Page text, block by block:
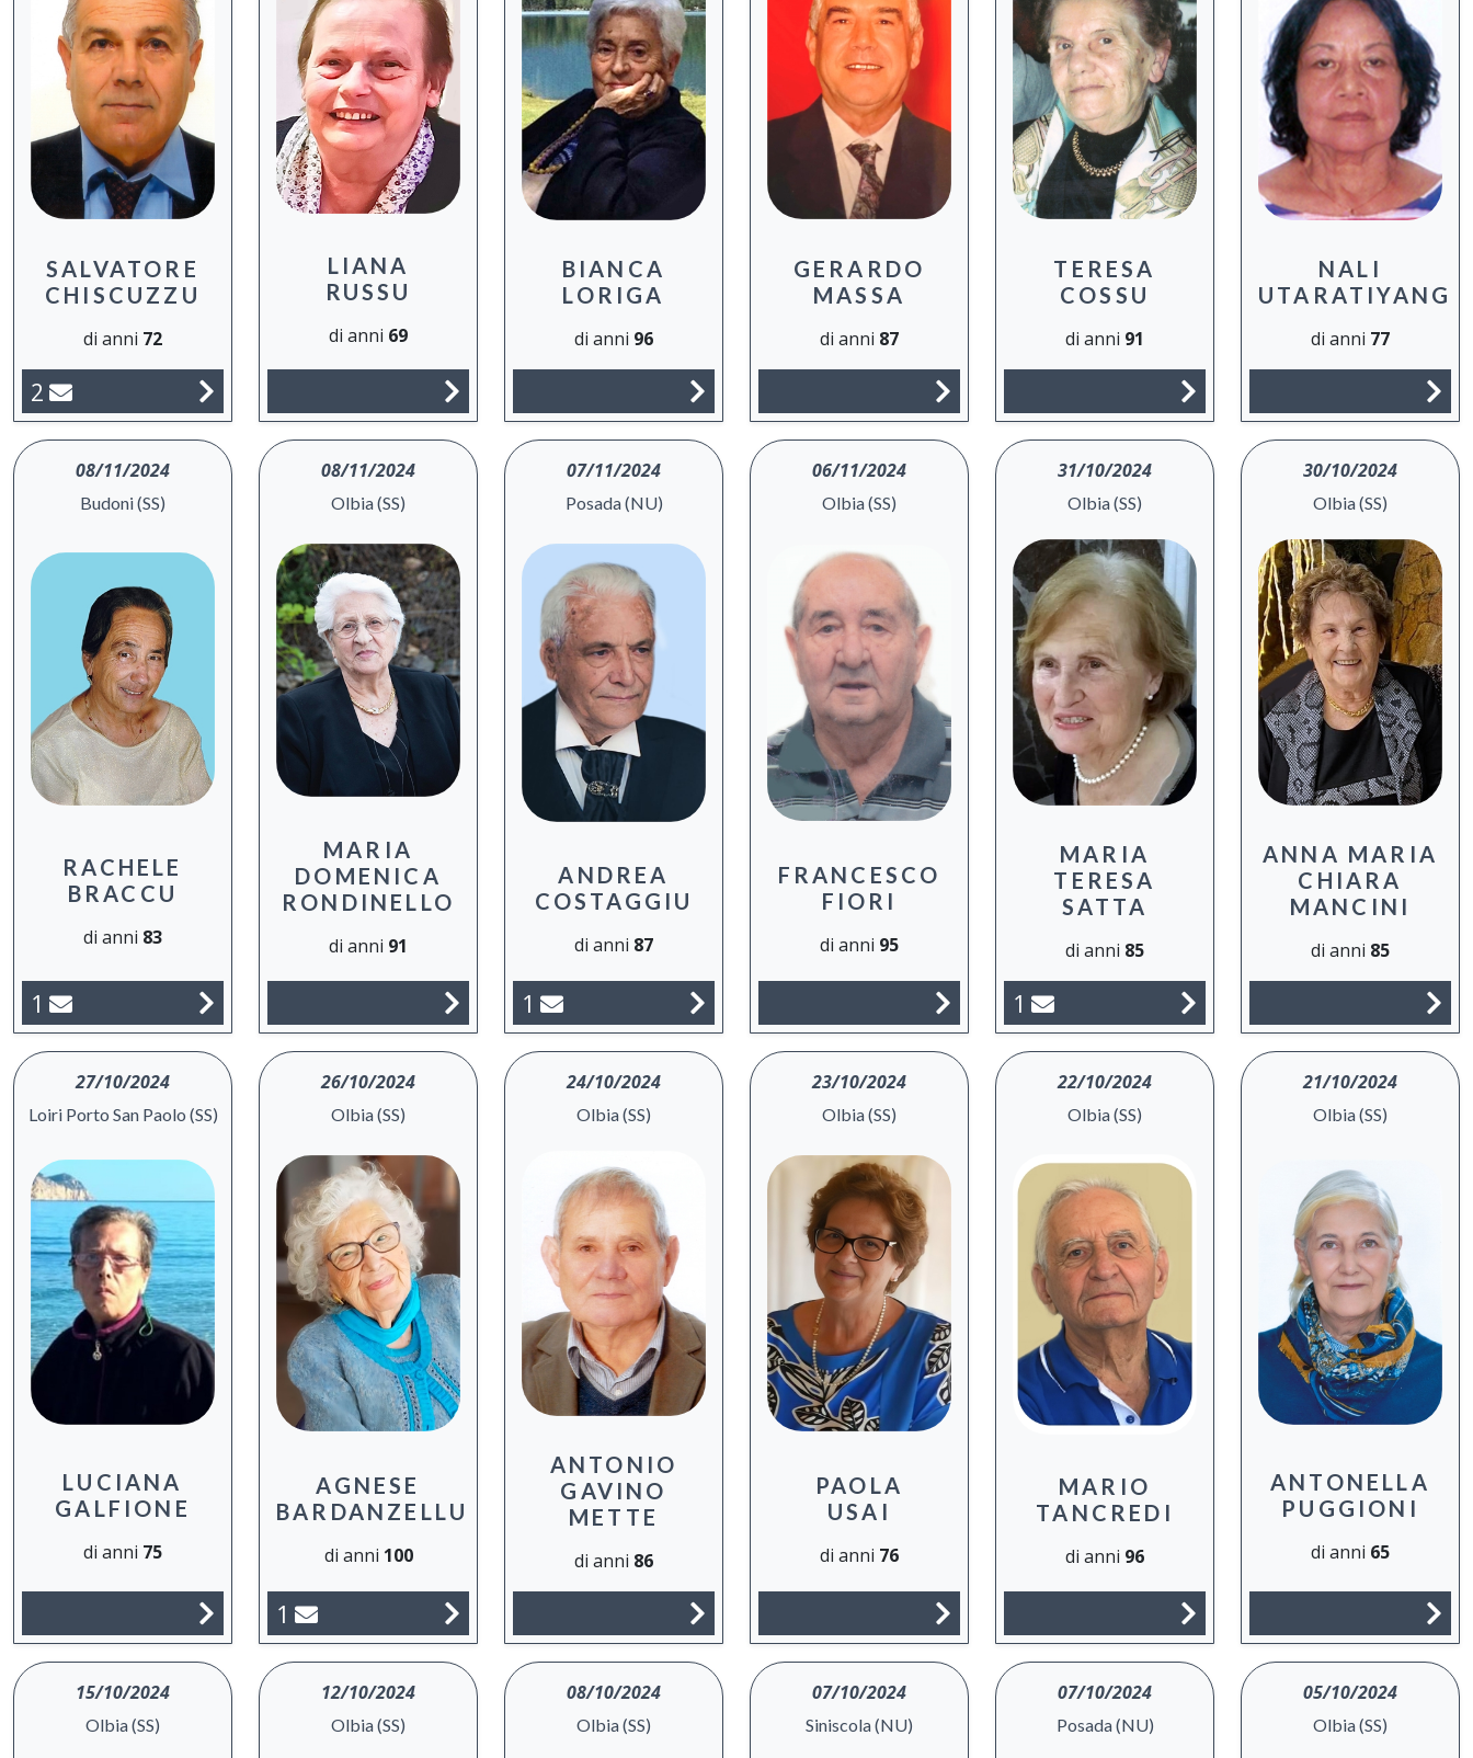
SALVATORE
CHISCUZZU
di anni 72
2
LIANA
RUSSU
di anni 69
BIANCA
LORIGA
di anni 96
GERARDO
MASSA
di anni 87
TERESA
COSSU
di anni 91
NALI
UTARATIYANG
di anni 77
08/11/2024
Budoni (SS)
RACHELE
BRACCU
di anni 83
1
08/11/2024
Olbia (SS)
MARIA
DOMENICA
RONDINELLO
di anni 91
07/11/2024
Posada (NU)
ANDREA
COSTAGGIU
di anni 87
1
06/11/2024
Olbia (SS)
FRANCESCO
FIORI
di anni 95
31/10/2024
Olbia (SS)
MARIA
TERESA
SATTA
di anni 85
1
30/10/2024
Olbia (SS)
ANNA MARIA
CHIARA
MANCINI
di anni 85
27/10/2024
Loiri Porto San Paolo (SS)
LUCIANA
GALFIONE
di anni 75
26/10/2024
Olbia (SS)
AGNESE
BARDANZELLU
di anni 100
1
24/10/2024
Olbia (SS)
ANTONIO
GAVINO
METTE
di anni 86
23/10/2024
Olbia (SS)
PAOLA
USAI
di anni 76
22/10/2024
Olbia (SS)
MARIO
TANCREDI
di anni 96
21/10/2024
Olbia (SS)
ANTONELLA
PUGGIONI
di anni 65
15/10/2024
Olbia (SS)
12/10/2024
Olbia (SS)
08/10/2024
Olbia (SS)
07/10/2024
Siniscola (NU)
07/10/2024
Posada (NU)
05/10/2024
Olbia (SS)